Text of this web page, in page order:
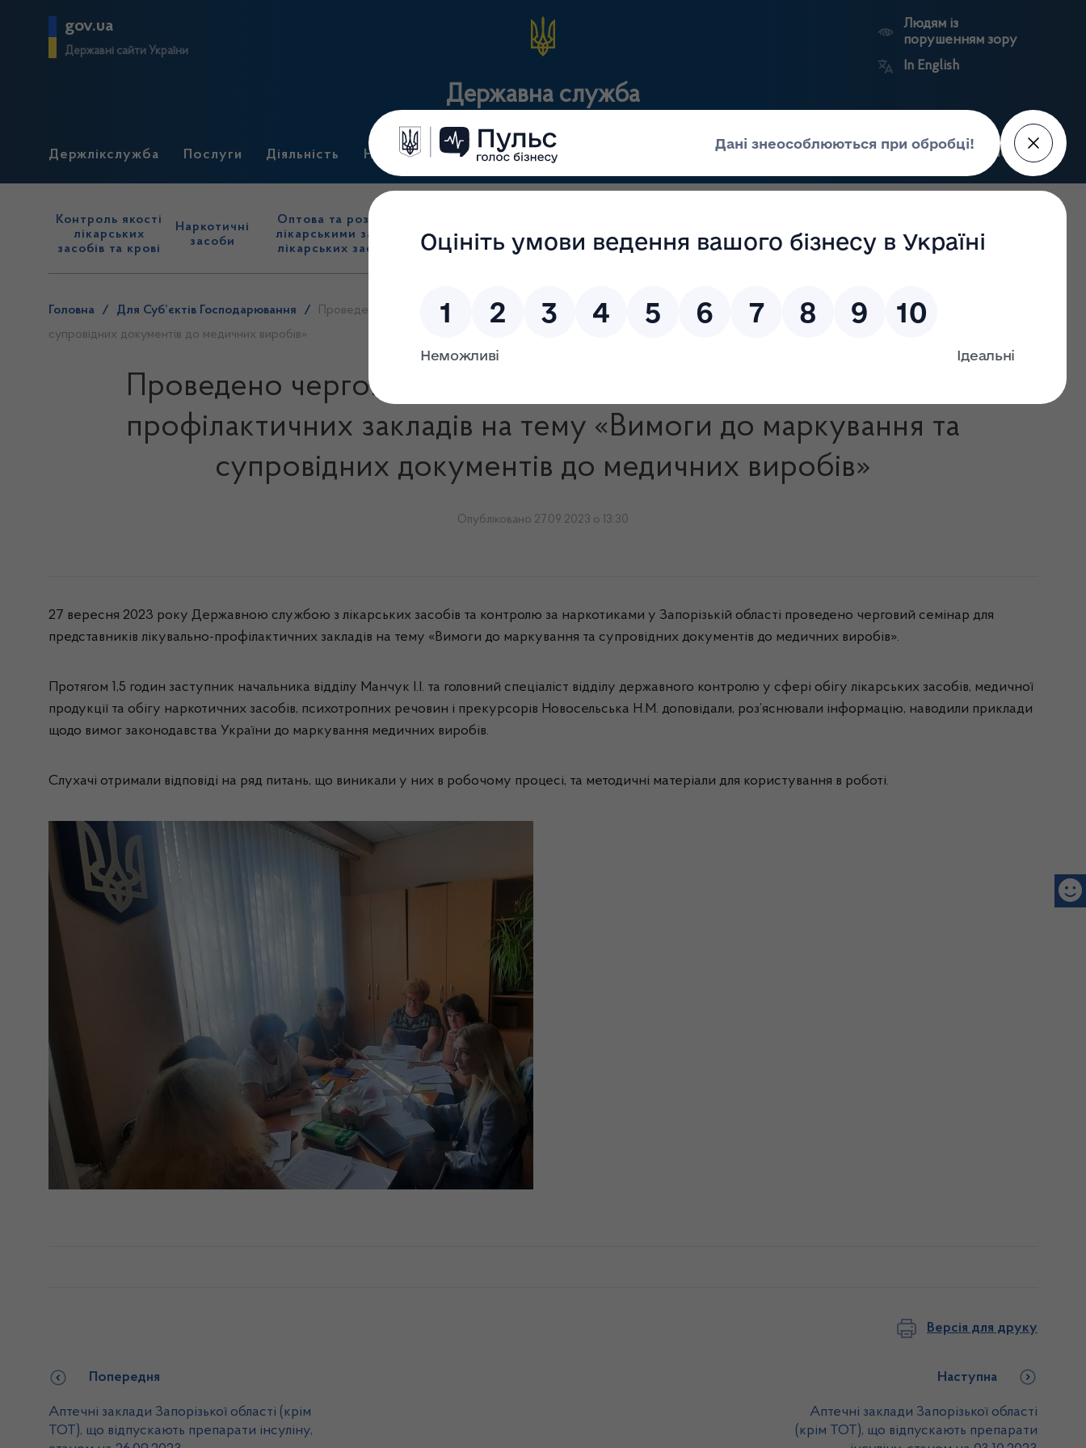
gov.ua
Державні сайти України
Державна служба
Людям із
порушенням зору
In English
Держлікслужба Послуги Діяльність Нормативні документи Для громадськості Прес-центр Пошук
Контроль якості
лікарських
засобів та крові
Наркотичні
засоби
Оптова та роздрібна торгівля
лікарськими засобами, імпорт
лікарських засобів (крім АФІ)
нагляд
(контроль)
засобів, крові та
сертифікація
нагляд
реєстри
портал
Держлікслужби
Головна / Для Суб’єктів Господарювання /
Проведено черговий семінар для представників лікувально-профілактичних закладів на тему «Вимоги до маркування та
супровідних документів до медичних виробів»
Проведено черговий семінар для представників лікувально-
профілактичних закладів на тему «Вимоги до маркування та
супровідних документів до медичних виробів»
Опубліковано 27.09.2023 о 13:30
27 вересня 2023 року Державною службою з лікарських засобів та контролю за наркотиками у Запорізькій області проведено черговий семінар для
представників лікувально-профілактичних закладів на тему «Вимоги до маркування та супровідних документів до медичних виробів».
Протягом 1,5 годин заступник начальника відділу Манчук І.І. та головний спеціаліст відділу державного контролю у сфері обігу лікарських засобів, медичної
продукції та обігу наркотичних засобів, психотропних речовин і прекурсорів Новосельська Н.М. доповідали, роз’яснювали інформацію, наводили приклади
щодо вимог законодавства України до маркування медичних виробів.
Слухачі отримали відповіді на ряд питань, що виникали у них в робочому процесі, та методичні матеріали для користування в роботі.
Версія для друку
Попередня
Аптечні заклади Запорізької області (крім
ТОТ), що відпускають препарати інсуліну,
Наступна
Аптечні заклади Запорізької області
(крім ТОТ), що відпускають препарати